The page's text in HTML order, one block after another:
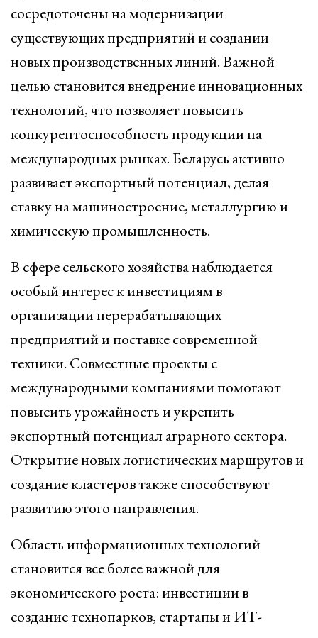
сосредоточены на модернизации
существующих предприятий и создании
новых производственных линий. Важной
целью становится внедрение инновационных
технологий, что позволяет повысить
конкурентоспособность продукции на
международных рынках. Беларусь активно
развивает экспортный потенциал, делая
ставку на машиностроение, металлургию и
химическую промышленность.
В сфере сельского хозяйства наблюдается
особый интерес к инвестициям в
организации перерабатывающих
предприятий и поставке современной
техники. Совместные проекты с
международными компаниями помогают
повысить урожайность и укрепить
экспортный потенциал аграрного сектора.
Открытие новых логистических маршрутов и
создание кластеров также способствуют
развитию этого направления.
Область информационных технологий
становится все более важной для
экономического роста: инвестиции в
создание технопарков, стартапы и ИТ-